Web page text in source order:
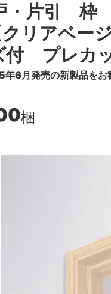
・片引
リアベー
プレカ
6月発売の新製品をお
梱